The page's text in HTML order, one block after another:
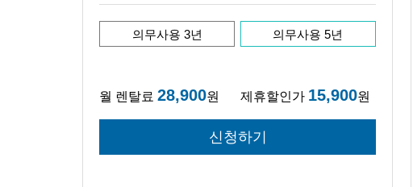
의무사용 3년 의무사용 5년
월 렌탈료 28,900원 제휴할인가 15,900원